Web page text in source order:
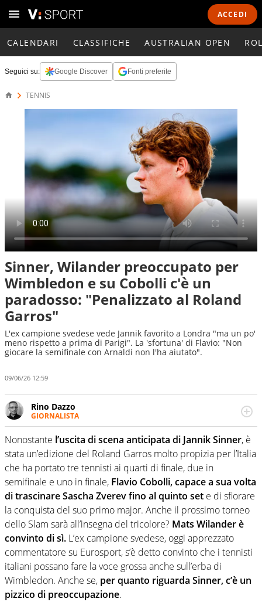
ACCEDI
CALENDARI CLASSIFICHE AUSTRALIAN OPEN
Seguici su: Google Discover Fonti preferite
TENNIS
Sinner, Wilander preoccupato per
Wimbledon e su Cobolli c'è un
paradosso: "Penalizzato al Roland
Garros"
L'ex campione svedese vede Jannik favorito a Londra "ma un po'
meno rispetto a prima di Parigi". La 'sfortuna' di Flavio: "Non
giocare la semifinale con Arnaldi non l'ha aiutato".
09/06/26 12:59
Rino Dazzo
GIORNALISTA
Se mai ci fosse modo di traslare il glossario del calcio in
una nicchia di esperti, lui ne farebbe parte. Non si perde
una svista arbitrale né gli umori social del mondo delle
curve
Nonostante l’uscita di scena anticipata di Jannik Sinner, è
stata un’edizione del Roland Garros molto propizia per l’Italia
che ha portato tre tennisti ai quarti di finale, due in
semifinale e uno in finale, Flavio Cobolli, capace a sua volta
di trascinare Sascha Zverev fino al quinto set e di sfiorare
la conquista del suo primo major. Anche il prossimo torneo
dello Slam sarà all’insegna del tricolore? Mats Wilander è
convinto di sì. L’ex campione svedese, oggi apprezzato
commentatore su Eurosport, s’è detto convinto che i tennisti
italiani possano fare la voce grossa anche sull’erba di
Wimbledon. Anche se, per quanto riguarda Sinner, c’è un
pizzico di preoccupazione.